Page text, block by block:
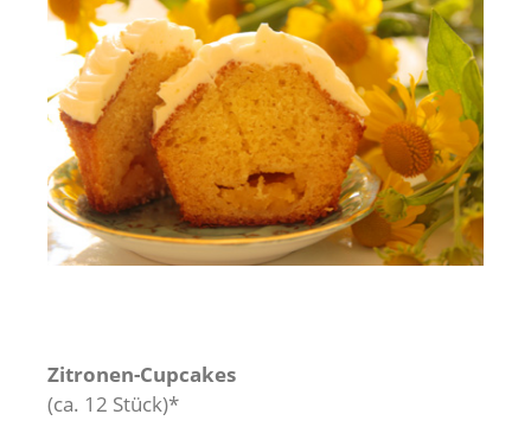
Zitronen-Cupcakes
(ca. 12 Stück)*